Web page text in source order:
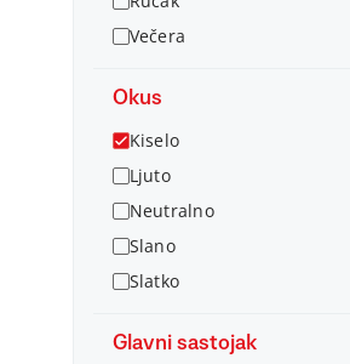
Večera
Okus
Kiselo
Ljuto
Neutralno
Slano
Slatko
Glavni sastojak